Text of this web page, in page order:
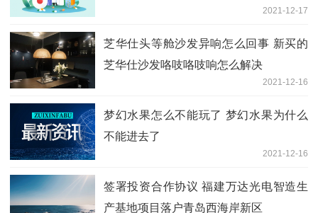
2021-12-17
芝华仕头等舱沙发异响怎么回事 新买的
芝华仕沙发咯吱咯吱响怎么解决
2021-12-16
梦幻水果怎么不能玩了 梦幻水果为什么
不能进去了
2021-12-16
签署投资合作协议 福建万达光电智造生
产基地项目落户青岛西海岸新区